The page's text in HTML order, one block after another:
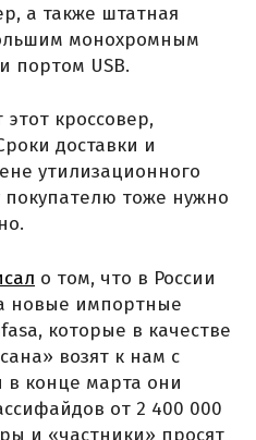
а также штатная
монохромным
портом USB.
кроссовер,
доставки и
утилизационного
тоже нужно
о том, что в России
новые импортные
которые в качестве
возят к нам с
в конце марта они
от 2 400 000
и «частники» просят